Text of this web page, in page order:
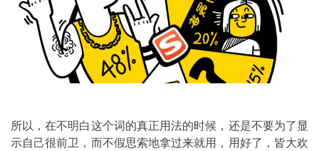
所以，在不明白这个词的真正用法的时候，还是不要为了显
示自己很前卫，而不假思索地拿过来就用，用好了，皆大欢